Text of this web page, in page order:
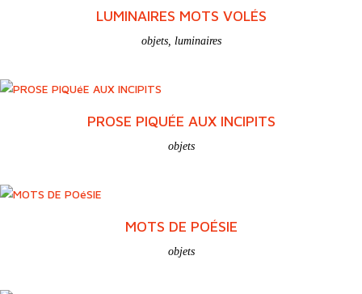
LUMINAIRES MOTS VOLÉS
objets, luminaires
PROSE PIQUÉE AUX INCIPITS
objets
MOTS DE POÉSIE
objets